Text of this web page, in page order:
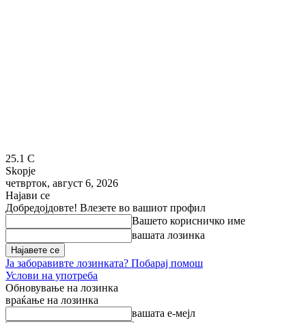
25.1 C
Skopje
четврток, август 6, 2026
Најави се
Добредојдовте! Влезете во вашиот профил
Вашето корисничко име
вашата лозинка
Ја заборавивте лозинката? Побарај помош
Услови на употреба
Обновување на лозинка
враќање на лозинка
вашата е-мејл